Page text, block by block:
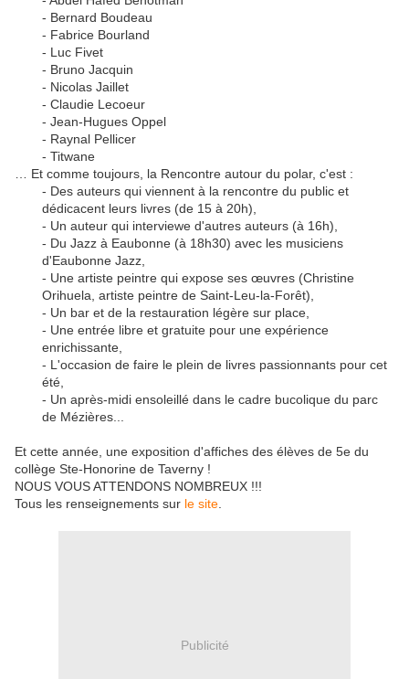
- Bernard Boudeau
- Fabrice Bourland
- Luc Fivet
- Bruno Jacquin
- Nicolas Jaillet
- Claudie Lecoeur
- Jean-Hugues Oppel
- Raynal Pellicer
- Titwane
… Et comme toujours, la Rencontre autour du polar, c'est :
- Des auteurs qui viennent à la rencontre du public et
dédicacent leurs livres (de 15 à 20h),
- Un auteur qui interviewe d'autres auteurs (à 16h),
- Du Jazz à Eaubonne (à 18h30) avec les musiciens
d'Eaubonne Jazz,
- Une artiste peintre qui expose ses œuvres (Christine
Orihuela, artiste peintre de Saint-Leu-la-Forêt),
- Un bar et de la restauration légère sur place,
- Une entrée libre et gratuite pour une expérience
enrichissante,
- L'occasion de faire le plein de livres passionnants pour cet
été,
- Un après-midi ensoleillé dans le cadre bucolique du parc
de Mézières...
Et cette année, une exposition d'affiches des élèves de 5e du
collège Ste-Honorine de Taverny !
NOUS VOUS ATTENDONS NOMBREUX !!!
Tous les renseignements sur le site
Publicité